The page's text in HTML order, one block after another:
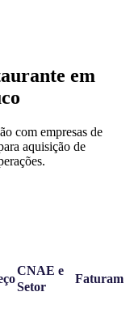
em
com empresas de
aquisição de
CNAE e
Setor